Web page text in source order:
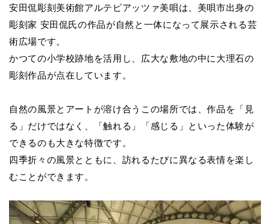
安田侃彫刻美術館アルテピアッツァ美唄は、美唄市出身の
彫刻家 安田侃氏の作品が自然と一体になって展示される芸
術広場です。
かつての小学校跡地を活用し、広大な敷地の中に大理石の
彫刻作品が点在しています。
自然の風景とアートが溶け合うこの場所では、作品を「見
る」だけではなく、「触れる」「感じる」といった体験が
できるのも大きな特徴です。
四季折々の風景とともに、訪れるたびに異なる表情を楽し
むことができます。